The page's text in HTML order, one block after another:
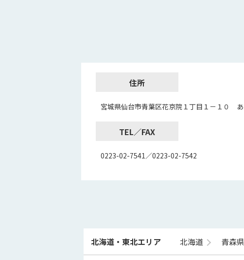
住所
宮城県仙台市青葉区花京院１丁目１－１０
TEL／FAX
0223-02-7541／0223-02-7542
北海道・東北エリア 北海道 青森県